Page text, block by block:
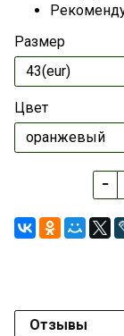
Размер
Цвет
Отзывы